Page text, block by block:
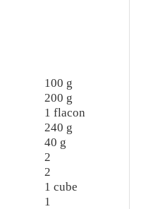
100 g
200 g
1 flacon
240 g
40 g
2
2
1 cube
1